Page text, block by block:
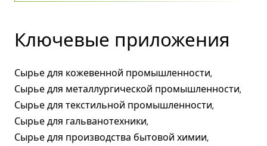
Ключевые приложения
Сырье для кожевенной промышленности,
Сырье для металлургической промышленности,
Сырье для текстильной промышленности,
Сырье для гальванотехники,
Сырье для производства бытовой химии,